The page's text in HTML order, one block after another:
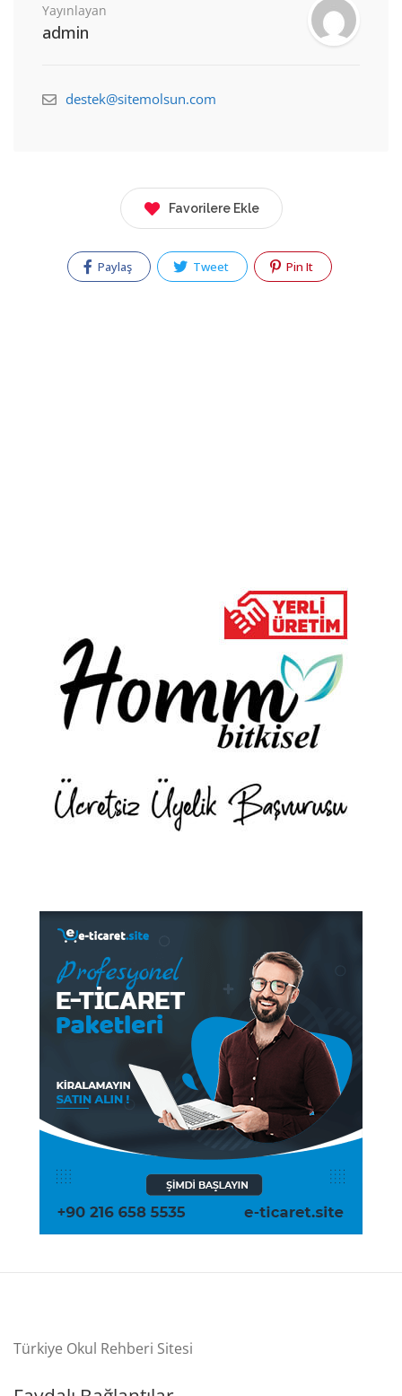
Yayınlayan
admin
destek@sitemolsun.com
Favorilere Ekle
Paylaş Tweet Pin It
Türkiye Okul Rehberi Sitesi